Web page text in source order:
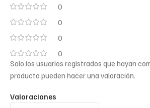
0
0
0
0
Valoraciones
Solo los usuarios registrados que hayan
producto pueden hacer una valoración.